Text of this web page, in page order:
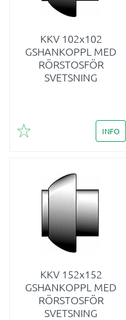
KKV 102x102
GSHANKOPPL MED
RÖRSTOSFÖR
SVETSNING
Lägg till i favoriter
INFO
KKV 152x152
GSHANKOPPL MED
RÖRSTOSFÖR
SVETSNING